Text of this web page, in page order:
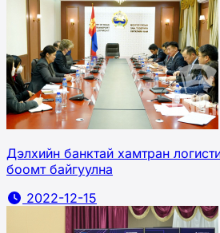
Дэлхийн банктай хамтран
боомт байгуулна
2022-12-15